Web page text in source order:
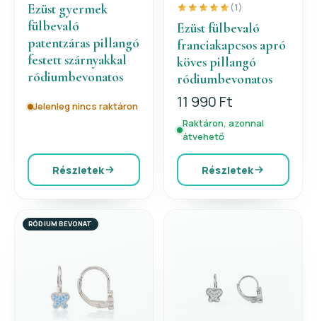
Ezüst gyermek
fülbevaló
patentzáras pillangó
festett szárnyakkal
ródiumbevonatos
Jelenleg nincs raktáron
Részletek
(1)
Ezüst fülbevaló
franciakapcsos apró
köves pillangó
ródiumbevonatos
11 990 Ft
Raktáron, azonnal
átvehető
Részletek
RÓDIUM BEVONAT